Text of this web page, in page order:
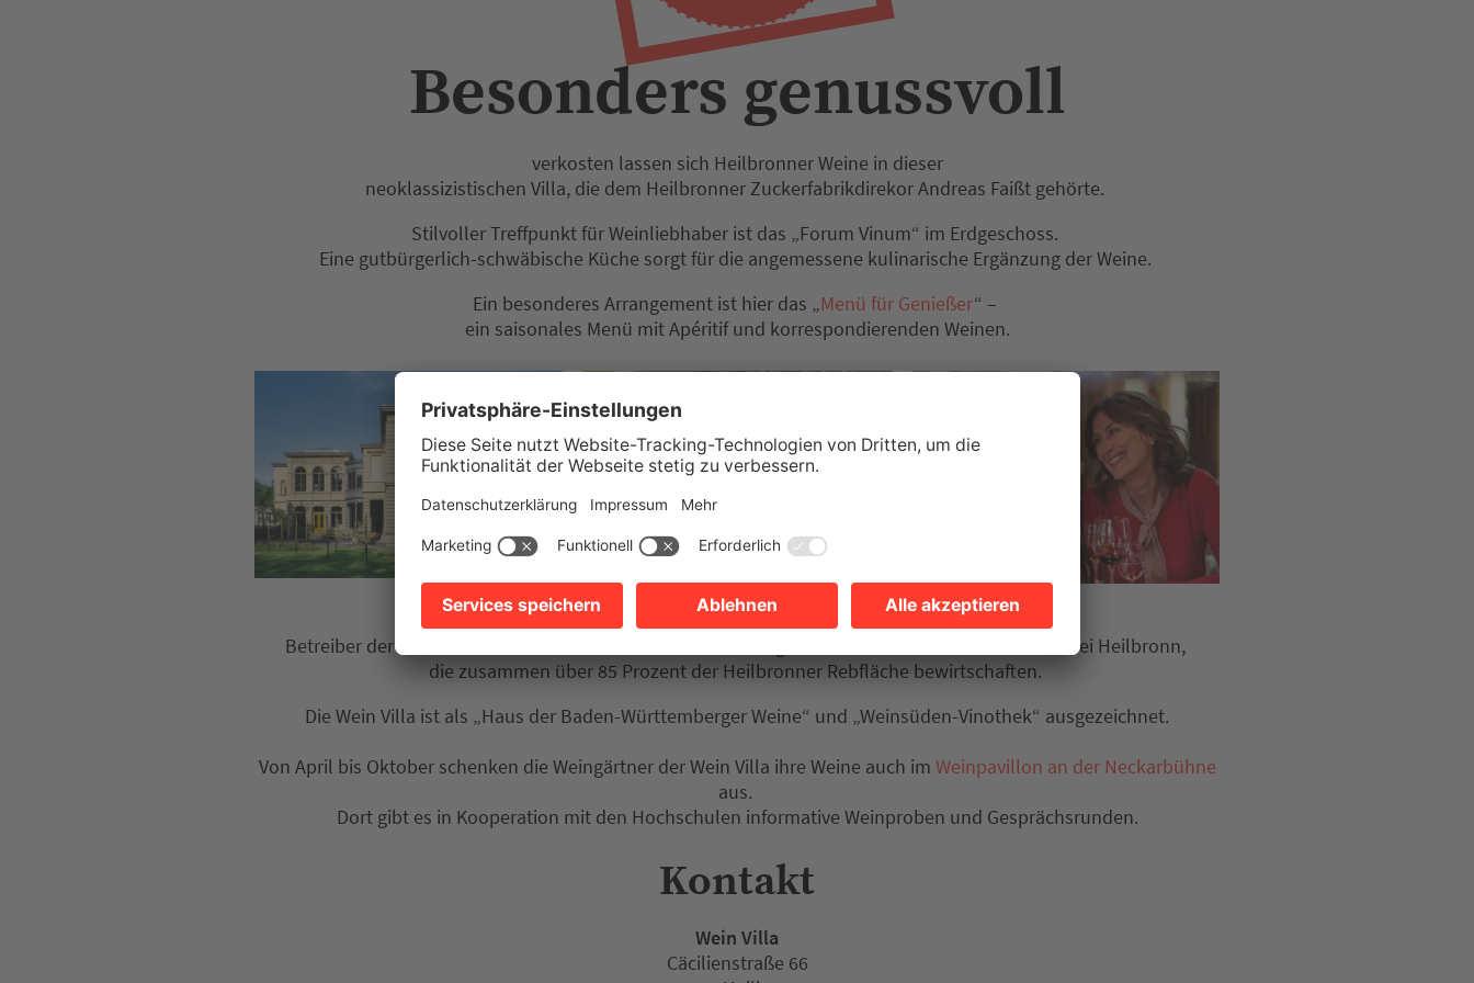
Besonders ­genussvoll
verkosten lassen sich Heilbronner Weine in dieser
neoklassizistischen Villa, die dem Heilbronner Zuckerfabrikdirekor Andreas Faißt gehörte.
Stilvoller Treffpunkt für Weinliebhaber ist das „Forum Vinum“ im Erdgeschoss.
Eine gutbürgerlich-schwäbische Küche sorgt für die angemessene kulinarische Ergänzung der Weine.
Ein besonderes Arrangement ist hier das „Menü für Genießer“ –
ein saisonales Menü mit Apéritif und korrespondierenden Weinen.
Betreiber der Wein Villa sind 12 namhafte Heilbronner Weingüter und die Genossenschaftskellerei Heilbronn,
die zusammen über 85 Prozent der Heilbronner Rebfläche bewirtschaften.
Die Wein Villa ist als „Haus der Baden-Württemberger Weine“ und „Weinsüden-Vinothek“ ausgezeichnet.
Von April bis Oktober schenken die Weingärtner der Wein Villa ihre Weine auch im Weinpavillon an der Neckarbühne
aus.
Dort gibt es in Kooperation mit den Hochschulen informative Weinproben und Gesprächsrunden.
Kontakt
Wein Villa
Cäcilienstraße 66